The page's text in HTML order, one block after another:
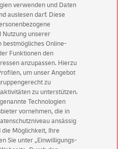
DP IHS
verwenden und Daten
auslesen darf. Diese
Nutzung unserer
bestmögliches Online-
Funktionen den
anzupassen. Hierzu
um unser Angebot
zu
zu unterstützen.
Technologien
vornehmen, die in
ansässig
Möglichkeit, Ihre
Sie unter „Einwilligungs-